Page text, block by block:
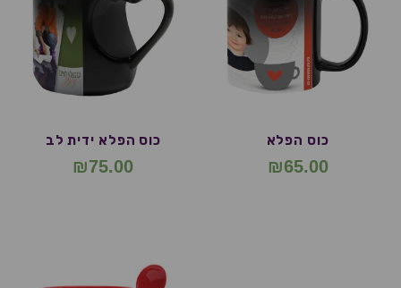
כוס הפלא
₪65.00
כוס הפלא ידית לב
₪75.00